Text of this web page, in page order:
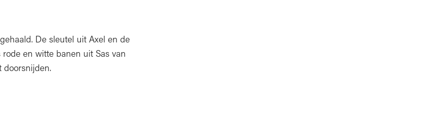
De sleutel uit Axel en de
en witte banen uit Sas van
doorsnijden.